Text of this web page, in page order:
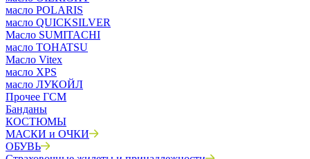
масло POLARIS
масло QUICKSILVER
Масло SUMITACHI
масло TOHATSU
Масло Vitex
масло XPS
масло ЛУКОЙЛ
Прочее ГСМ
Банданы
КОСТЮМЫ
МАСКИ и ОЧКИ
ОБУВЬ